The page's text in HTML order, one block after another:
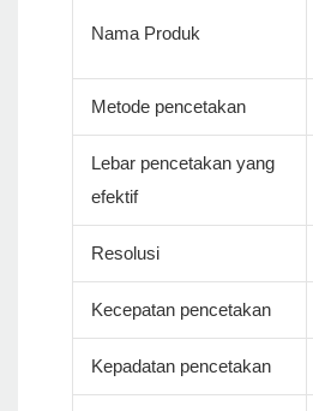
Nama Produk
Metode pencetakan
Lebar pencetakan yang
efektif
Resolusi
Kecepatan pencetakan
Kepadatan pencetakan